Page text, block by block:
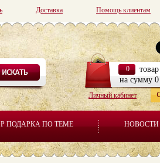
Помощь клиентам
Доставка
ПОДАРКА ПО ТЕМЕ
Личный кабинет
0
товар
на сумму 0